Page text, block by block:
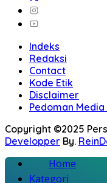
Indeks
Redaksi
Contact
Kode Etik
Disclaimer
Pedoman
Copyright ©2025
Developper By.
Home
Kategori